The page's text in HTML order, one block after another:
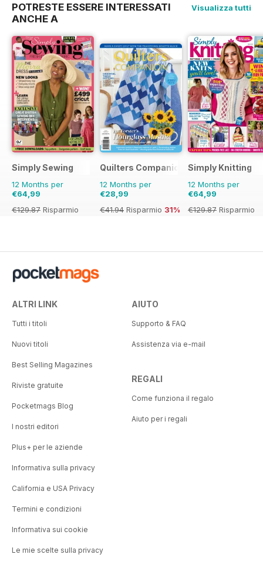
POTRESTE ESSERE INTERESSATI
ANCHE A
Visualizza tutti
Simply Sewing
12 Months per
€64,99
€129.87 Risparmio
Quilters Companion
12 Months per
€28,99
€41.94 Risparmio 31%
Simply Knitting
12 Months per
€64,99
€129.87 Risparmio
ALTRI LINK
Tutti i titoli
Nuovi titoli
Best Selling Magazines
Riviste gratuite
Pocketmags Blog
I nostri editori
Plus+ per le aziende
Informativa sulla privacy
California e USA Privacy
Termini e condizioni
Informativa sui cookie
Le mie scelte sulla privacy
AIUTO
Supporto & FAQ
Assistenza via e-mail
REGALI
Come funziona il regalo
Aiuto per i regali